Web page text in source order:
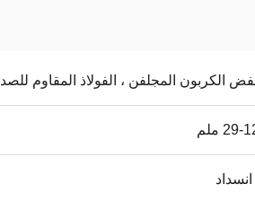
الكربون المجلفن ، الفولاذ المقاوم للصدأ
ملم